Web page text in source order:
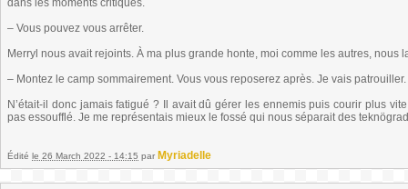
dans les moments critiques.
– Vous pouvez vous arrêter.
Merryl nous avait rejoints. À ma plus grande honte, moi comme les autres,
– Montez le camp sommairement. Vous vous reposerez après. Je vais patrouiller.
N’était-il donc jamais fatigué ? Il avait dû gérer les ennemis puis courir plus
pas essoufflé. Je me représentais mieux le fossé qui nous séparait des
Édité le 26 March 2022 - 14:15 par Myriadelle